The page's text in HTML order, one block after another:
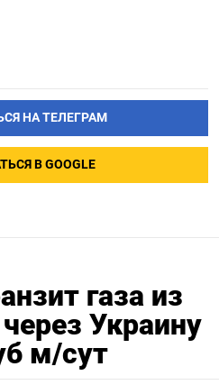
НА ТЕЛЕГРАМ
В GOOGLE
газа из
Украину
м/сут